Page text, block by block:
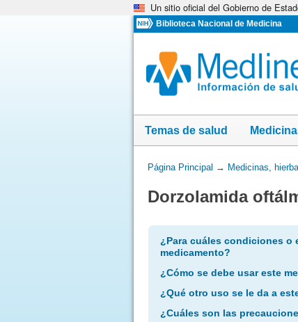
Un sitio oficial del Gobierno de
Biblioteca Nacional de Medicina
Temas de salud
Usted
aquí:
Página Principal → Medicinas,
Dorzolamida
¿Para cuáles condiciones o
medicamento?
¿Cómo se debe usar este
¿Qué otro uso se le da a
¿Cuáles son las